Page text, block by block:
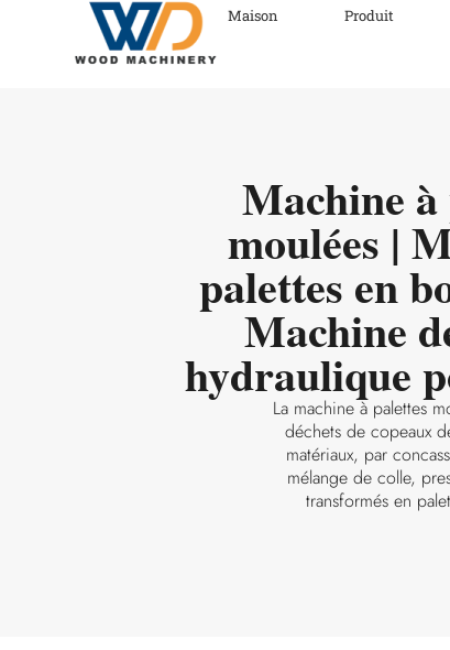
Maison Produit
Machine
moulées |
palettes en
Machine
hydraulique
La machine à palettes
déchets de copeaux
matériaux, par
mélange de colle,
transformés en